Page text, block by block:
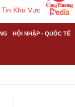
Tin Khu Vực
HỘI NHẬP - QUỐC TẾ